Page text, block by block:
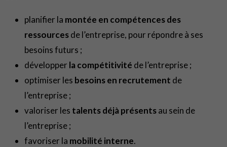
planifier la montée en compétences des
ressourcesde l’entreprise, pour répondre à ses
besoins futurs ;
développer la compétitivité de l’entreprise ;
optimiser les besoins en recrutement de
l’entreprise ;
valoriser les talents déjà présentsau sein de
l’entreprise ;
favoriser la mobilité interne.